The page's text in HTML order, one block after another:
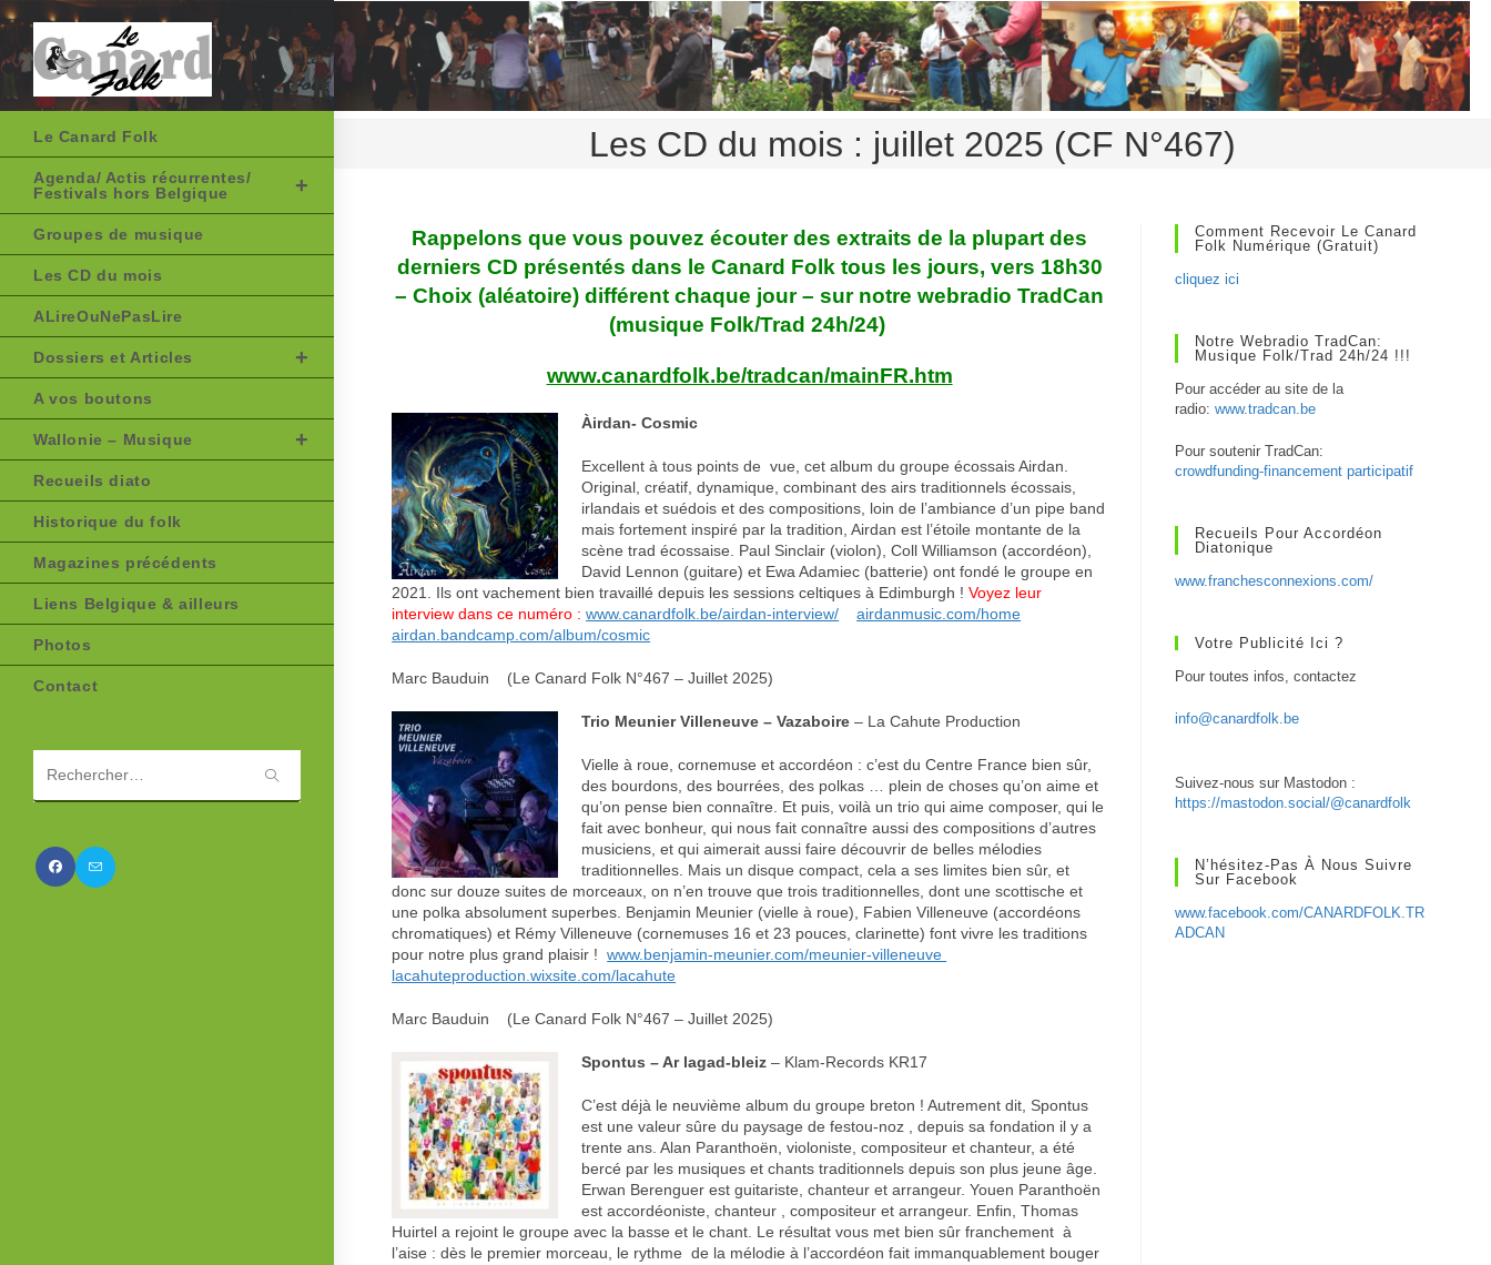
to
content
Le Canard Folk
Agenda/ Actis récurrentes/
Festivals hors Belgique
Groupes de musique
Les CD du mois
ALireOuNePasLire
Dossiers et Articles
A vos boutons
Wallonie – Musique
Recueils diato
Historique du folk
Magazines précédents
Liens Belgique & ailleurs
Photos
Contact
Rechercher
sur
site
Les CD du mois : juillet 2025 (CF N°467)
Rappelons que vous pouvez écouter des extraits de la plupart des
derniers CD présentés dans le Canard Folk tous les jours, vers 18h30
– Choix (aléatoire) différent chaque jour – sur notre webradio TradCan
(musique Folk/Trad 24h/24)
www.canardfolk.be/tradcan/mainFR.htm
Àirdan- Cosmic
Excellent à tous points de vue, cet album du groupe écossais Airdan.
Original, créatif, dynamique, combinant des airs traditionnels écossais,
irlandais et suédois et des compositions, loin de l’ambiance d’un pipe band
mais fortement inspiré par la tradition, Airdan est l’étoile montante de la
scène trad écossaise. Paul Sinclair (violon), Coll Williamson (accordéon),
David Lennon (guitare) et Ewa Adamiec (batterie) ont fondé le groupe en
2021. Ils ont vachement bien travaillé depuis les sessions celtiques à Edimburgh !Voyez leur
interview dans ce numéro : www.canardfolk.be/airdan-interview/
airdanmusic.com/home
airdan.bandcamp.com/album/cosmic
Marc Bauduin (Le Canard Folk N°467 – Juillet 2025)
Trio Meunier Villeneuve – Vazaboire– La Cahute Production
Vielle à roue, cornemuse et accordéon : c’est du Centre France bien sûr,
des bourdons, des bourrées, des polkas … plein de choses qu’on aime et
qu’on pense bien connaître. Et puis, voilà un trio qui aime composer, qui le
fait avec bonheur, qui nous fait connaître aussi des compositions d’autres
musiciens, et qui aimerait aussi faire découvrir de belles mélodies
traditionnelles. Mais un disque compact, cela a ses limites bien sûr, et
donc sur douze suites de morceaux, on n’en trouve que trois traditionnelles, dont une scottische et
une polka absolument superbes. Benjamin Meunier (vielle à roue), Fabien Villeneuve (accordéons
chromatiques) et Rémy Villeneuve (cornemuses 16 et 23 pouces, clarinette) font vivre les traditions
pour notre plus grand plaisir !www.benjamin-meunier.com/meunier-villeneuve
lacahuteproduction.wixsite.com/lacahute
Marc Bauduin (Le Canard Folk N°467 – Juillet 2025)
Spontus – Ar lagad-bleiz– Klam-Records KR17
C’est déjà le neuvième album du groupe breton ! Autrement dit, Spontus
est une valeur sûre du paysage de festou-noz , depuis sa fondation il y a
trente ans. Alan Paranthoën, violoniste, compositeur et chanteur, a été
bercé par les musiques et chants traditionnels depuis son plus jeune âge.
Erwan Berenguer est guitariste, chanteur et arrangeur. Youen Paranthoën
est accordéoniste, chanteur , compositeur et arrangeur. Enfin, Thomas
Huirtel a rejoint le groupe avec la basse et le chant. Le résultat vous met bien sûr franchement à
l’aise : dès le premier morceau, le rythme de la mélodie à l’accordéon fait immanquablement bouger
Comment Recevoir Le Canard
Folk Numérique (gratuit)
cliquez ici
Notre Webradio TradCan:
Musique Folk/Trad 24h/24 !!!
Pour accéder au site de la
radio:www.tradcan.be
Pour soutenir TradCan:
crowdfunding-financement participatif
Recueils Pour Accordéon
Diatonique
www.franchesconnexions.com/
Votre Publicité Ici ?
Pour toutes infos, contactez
info@canardfolk.be
Suivez-nous sur Mastodon :
https://mastodon.social/@canardfolk
N’hésitez-Pas À Nous Suivre
Sur Facebook
www.facebook.com/CANARDFOLK.TR
ADCAN